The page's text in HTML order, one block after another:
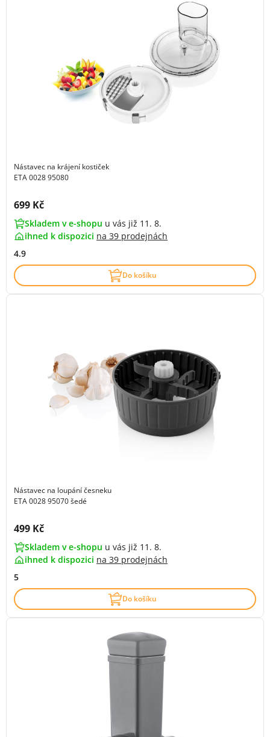
Nástavec na krájení kostiček
ETA 0028 95080
Cena s DPH:
699 Kč
Skladem v e-shopu u vás již 11. 8.
ihned k dispozici na 39 prodejnách
4.9
Do košíku
Nástavec na loupání česneku
ETA 0028 95070 šedé
Cena s DPH:
499 Kč
Skladem v e-shopu u vás již 11. 8.
ihned k dispozici na 39 prodejnách
5
Do košíku